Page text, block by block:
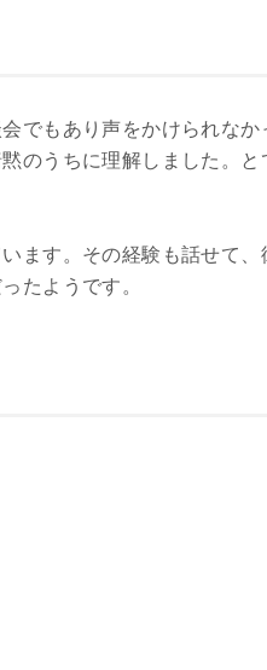
でもあり声をかけられなか
のうちに理解しました。と
ます。その経験も話せて、
たようです。